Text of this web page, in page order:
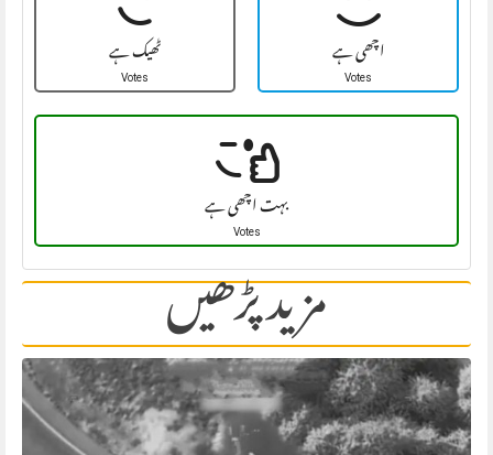
ٹھیک ہے
Votes اچھی ہے
Votes
بہت اچھی ہے
Votes
مزید پڑھیں